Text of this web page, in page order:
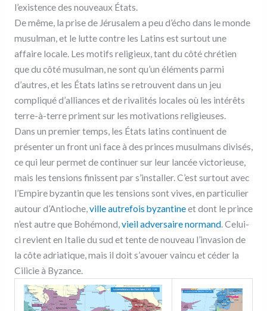
l’existence des nouveaux États.
De même, la prise de Jérusalem a peu d’écho dans le monde
musulman, et le lutte contre les Latins est surtout une
affaire locale. Les motifs religieux, tant du côté chrétien
que du côté musulman, ne sont qu’un éléments parmi
d’autres, et les États latins se retrouvent dans un jeu
compliqué d’alliances et de rivalités locales où les intérêts
terre-à-terre priment sur les motivations religieuses.
Dans un premier temps, les États latins continuent de
présenter un front uni face à des princes musulmans divisés,
ce qui leur permet de continuer sur leur lancée victorieuse,
mais les tensions finissent par s’installer. C’est surtout avec
l’Empire byzantin que les tensions sont vives, en particulier
autour d’Antioche,ville autrefois byzantineet dont le prince
n’est autre que Bohémond,vieil adversaire normand. Celui-
ci revient en Italie du sud et tente de nouveau l’invasion de
la côte adriatique, mais il doit s’avouer vaincu et céder la
Cilicie à Byzance.